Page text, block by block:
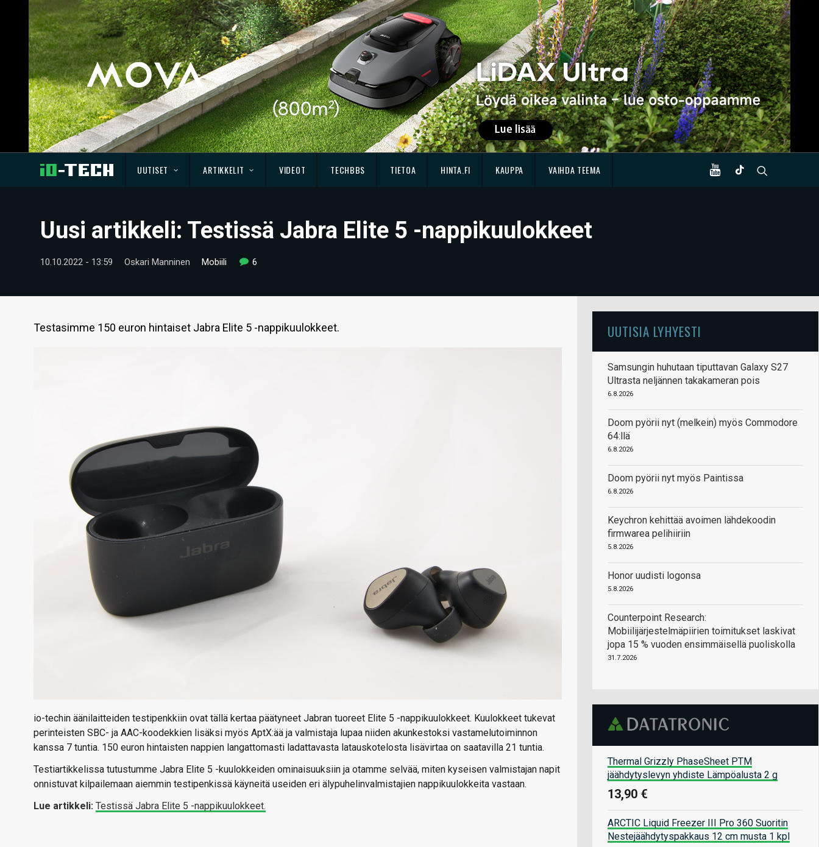
UUTISET ARTIKKELIT VIDEOT TECHBBS TIETOA HINTA.FI KAUPPA VAIHDA TEEMA
Uusi artikkeli: Testissä Jabra Elite 5 -nappikuulokkeet
10.10.2022 - 13:59 Oskari Manninen Mobiili 6
Testasimme 150 euron hintaiset Jabra Elite 5 -nappikuulokkeet.
io-techin äänilaitteiden testipenkkiin ovat tällä kertaa päätyneet Jabran tuoreet Elite 5 -nappikuulokkeet. Kuulokkeet tukevat
perinteisten SBC- ja AAC-koodekkien lisäksi myös AptX:ää ja valmistaja lupaa niiden akunkestoksi vastamelutoiminnon
kanssa 7 tuntia. 150 euron hintaisten nappien langattomasti ladattavasta latauskotelosta lisävirtaa on saatavilla 21 tuntia.
Testiartikkelissa tutustumme Jabra Elite 5 -kuulokkeiden ominaisuuksiin ja otamme selvää, miten kyseisen valmistajan napit
onnistuvat kilpailemaan aiemmin testipenkissä käyneitä useiden eri älypuhelinvalmistajien nappikuulokkeita vastaan.
Lue artikkeli: Testissä Jabra Elite 5 -nappikuulokkeet.
UUTISIA LYHYESTI
Samsungin huhutaan tiputtavan Galaxy S27
Ultrasta neljännen takakameran pois
6.8.2026
Doom pyörii nyt (melkein) myös Commodore
64:llä
6.8.2026
Doom pyörii nyt myös Paintissa
6.8.2026
Keychron kehittää avoimen lähdekoodin
firmwarea pelihiiriin
5.8.2026
Honor uudisti logonsa
5.8.2026
Counterpoint Research:
Mobiilijärjestelmäpiirien toimitukset laskivat
jopa 15 % vuoden ensimmäisellä puoliskolla
31.7.2026
Thermal Grizzly PhaseSheet PTM
jäähdytyslevyn yhdiste Lämpöalusta 2 g
13,90 €
ARCTIC Liquid Freezer III Pro 360 Suoritin
Nestejäähdytyspakkaus 12 cm musta 1 kpl